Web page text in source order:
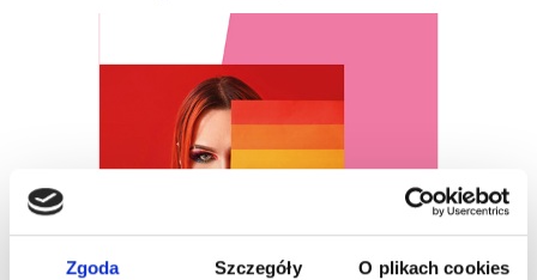
Zgoda Szczegóły O plikach cookies